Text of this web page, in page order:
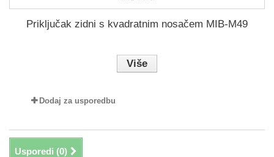
Priključak zidni s kvadratnim nosačem MIB-M49
Više
Dodaj za usporedbu
Usporedi (0)